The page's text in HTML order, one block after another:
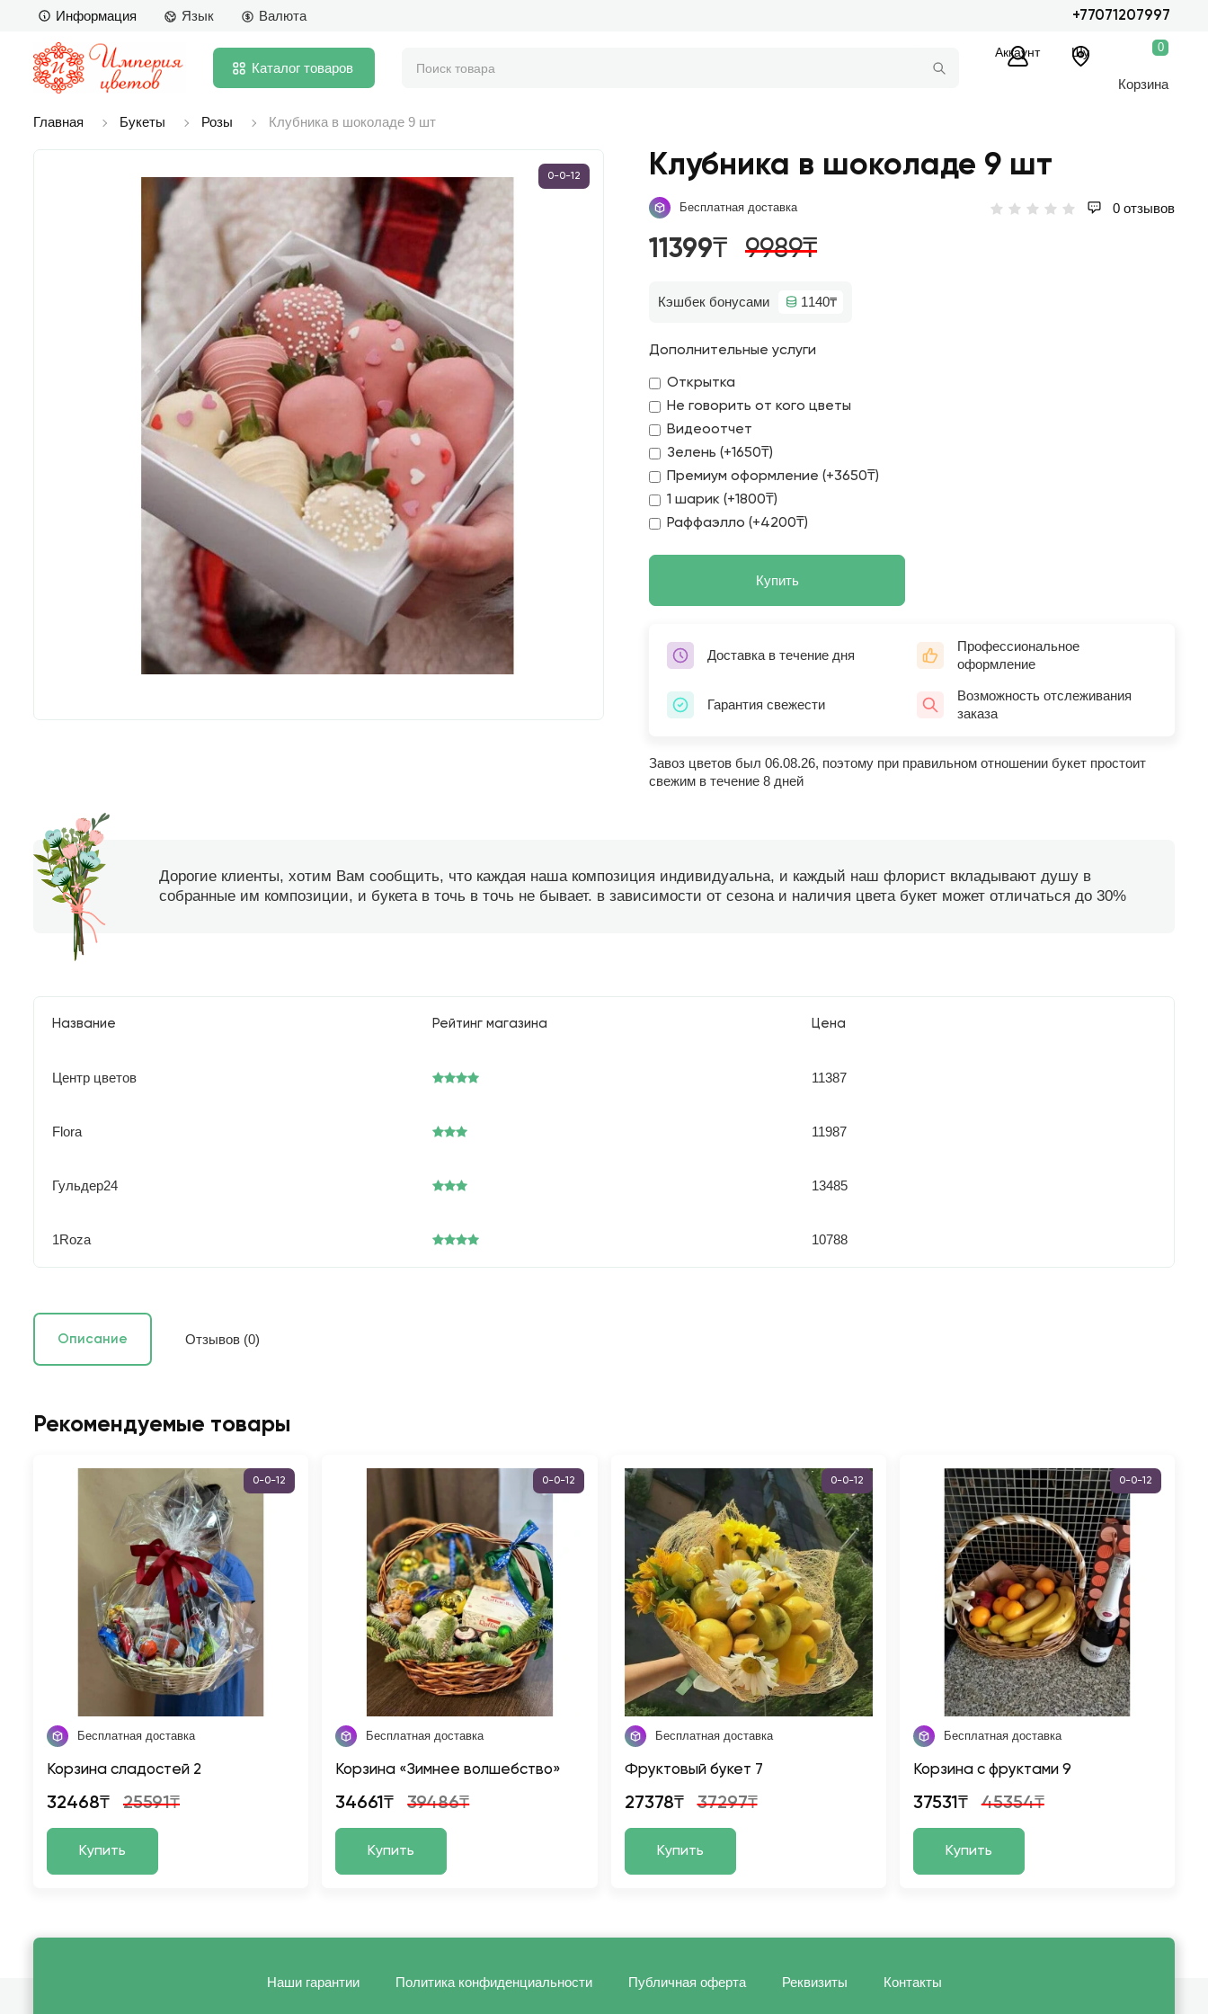
Информация Язык Валюта +77071207997
Каталог товаров
Аккаунт Шу 0
Корзина
Главная Букеты Розы Клубника в шоколаде 9 шт
0-0-12 Клубника в шоколаде 9 шт
Бесплатная доставка 0 отзывов
11399₸ 9989₸
Кэшбек бонусами 1140₸
Дополнительные услуги
Открытка
Не говорить от кого цветы
Видеоотчет
Зелень (+1650₸)
Премиум оформление (+3650₸)
1 шарик (+1800₸)
Раффаэлло (+4200₸)
Купить
Доставка в течение дня
Профессиональное
оформление
Гарантия свежести
Возможность отслеживания
заказа
Завоз цветов был 06.08.26, поэтому при правильном отношении букет простоит
свежим в течение 8 дней
Дорогие клиенты, хотим Вам сообщить, что каждая наша композиция индивидуальна, и каждый наш флорист вкладывают душу в
собранные им композиции, и букета в точь в точь не бывает. в зависимости от сезона и наличия цвета букет может отличаться до 30%
Название Рейтинг магазина Цена
Центр цветов 11387
Flora 11987
Гульдер24 13485
1Roza 10788
Описание Отзывов (0)
Рекомендуемые товары
0-0-12
Бесплатная доставка
Корзина сладостей 2
32468₸ 25591₸
Купить
0-0-12
Бесплатная доставка
Корзина «Зимнее волшебство»
34661₸ 39486₸
Купить
0-0-12
Бесплатная доставка
Фруктовый букет 7
27378₸ 37297₸
Купить
0-0-12
Бесплатная доставка
Корзина с фруктами 9
37531₸ 45354₸
Купить
Наши гарантии Политика конфиденциальности Публичная оферта Реквизиты Контакты